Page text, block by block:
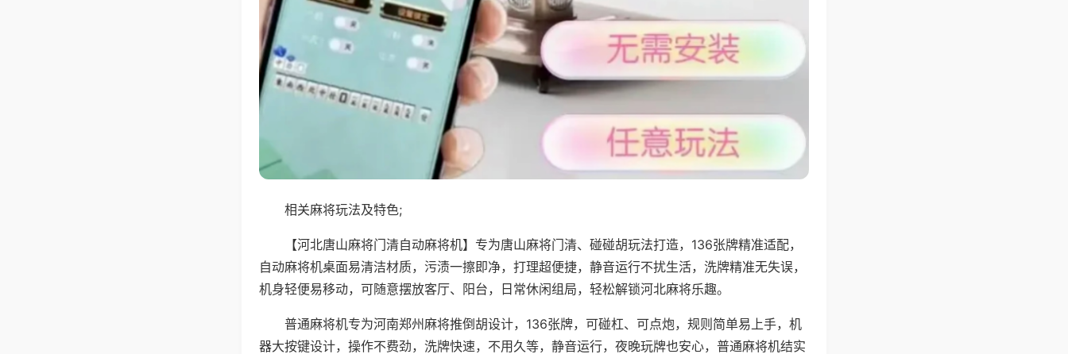
相关麻将玩法及特色;
【河北唐山麻将门清自动麻将机】专为唐山麻将门清、碰碰胡玩法打造，136张牌精准适配，
自动麻将机桌面易清洁材质，污渍一擦即净，打理超便捷，静音运行不扰生活，洗牌精准无失误，
机身轻便易移动，可随意摆放客厅、阳台，日常休闲组局，轻松解锁河北麻将乐趣。
普通麻将机专为河南郑州麻将推倒胡设计，136张牌，可碰杠、可点炮，规则简单易上手，机
器大按键设计，操作不费劲，洗牌快速，不用久等，静音运行，夜晚玩牌也安心，普通麻将机结实